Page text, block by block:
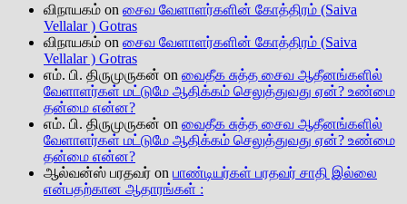
விநாயகம் on சைவ வேளாளர்களின் கோத்திரம் (Saiva
Vellalar ) Gotras
விநாயகம் on சைவ வேளாளர்களின் கோத்திரம் (Saiva
Vellalar ) Gotras
எம். பி. திருமுருகன் on வைதீக சுத்த சைவ ஆதீனங்களில்
வேளாளர்கள் மட்டுமே ஆதிக்கம் செலுத்துவது ஏன்? உண்மை
தன்மை என்ன?
எம். பி. திருமுருகன் on வைதீக சுத்த சைவ ஆதீனங்களில்
வேளாளர்கள் மட்டுமே ஆதிக்கம் செலுத்துவது ஏன்? உண்மை
தன்மை என்ன?
ஆல்வன்ஸ் பரதவர் on பாண்டியர்கள் பரதவர் சாதி இல்லை
என்பதற்கான ஆதாரங்கள் :